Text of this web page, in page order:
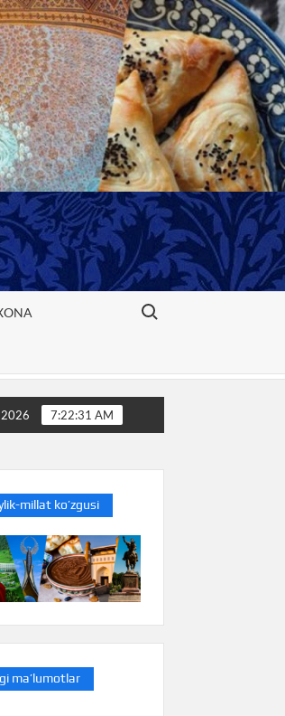
Search for:
bilasizmi
2026 7:22:32 AM
millat ko’zgusi
ma’lumotlar